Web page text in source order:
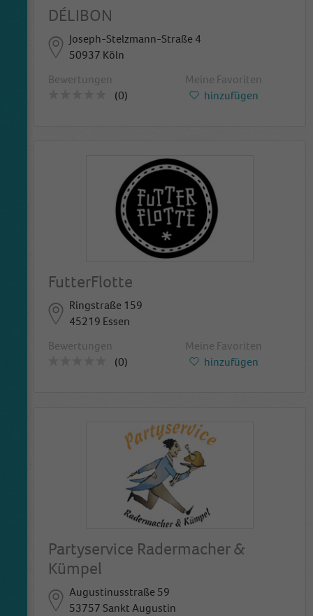
DÉLIBON
Joseph-Stelzmann-Straße 4
50937 Köln
Bewertungen
(0)
Meine Favoriten
hinzufügen
FutterFlotte
Ringstraße 159
45219 Essen
Bewertungen
(0)
Meine Favoriten
hinzufügen
Partyservice Radermacher &
Kümpel
Augustinusstraße 59
53757 Sankt Augustin